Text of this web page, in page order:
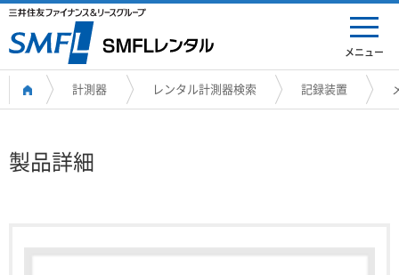
メニュー
計測器 レンタル計測器検索 記録装置
製品詳細